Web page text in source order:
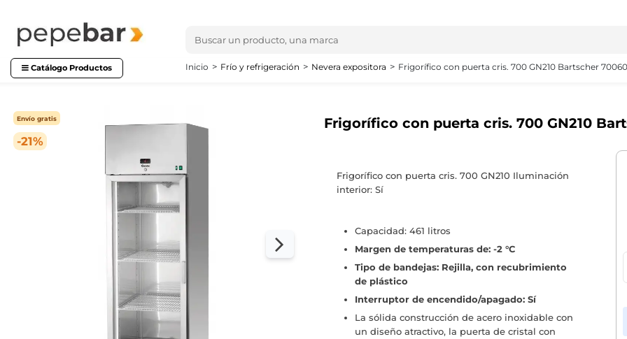
Catálogo Productos Inicio Frío y refrigeración Nevera expositora Frigorífico con puerta cris. 700 GN210 Bartscher
-21%
Envío gratis Frigorífico con puerta cris. 700 GN210
Frigorífico con puerta cris. 700 GN210 Iluminación
interior: Sí
Capacidad: 461 litros
Margen de temperaturas de: -2 °C
Tipo de bandejas: Rejilla, con recubrimiento
de plástico
Interruptor de encendido/apagado: Sí
La sólida construcción de acero inoxidable con
un diseño atractivo, la puerta de cristal con